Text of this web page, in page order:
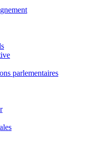
parlementaires